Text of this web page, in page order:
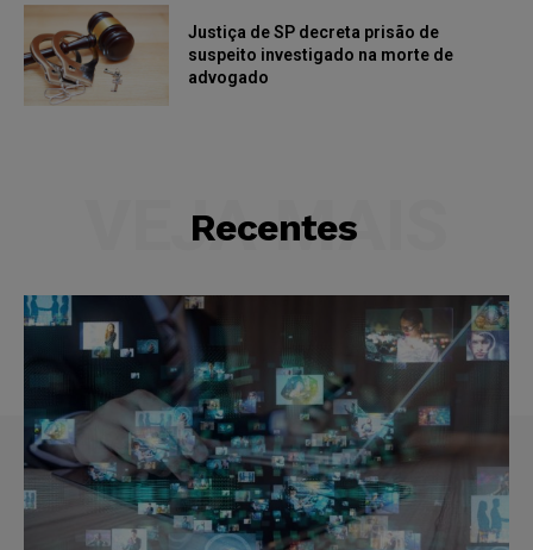
Justiça de SP decreta prisão de
suspeito investigado na morte de
advogado
Recentes
VEJA MAIS